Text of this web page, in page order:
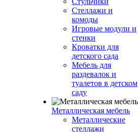
Стеллажи и
комоды
Игровые модули и
стенки
Кроватки для
детского сада
Мебель для
раздевалок и
туалетов в детском
саду
Металлическая мебель
Металлические
стеллажи